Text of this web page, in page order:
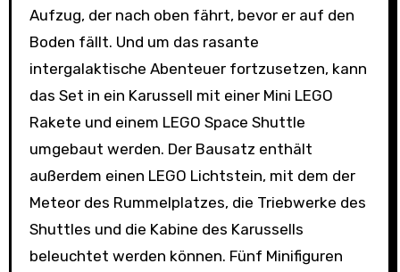
Aufzug, der nach oben fährt, bevor er auf den
Boden fällt. Und um das rasante
intergalaktische Abenteuer fortzusetzen, kann
das Set in ein Karussell mit einer Mini LEGO
Rakete und einem LEGO Space Shuttle
umgebaut werden. Der Bausatz enthält
außerdem einen LEGO Lichtstein, mit dem der
Meteor des Rummelplatzes, die Triebwerke des
Shuttles und die Kabine des Karussells
beleuchtet werden können. Fünf Minifiguren